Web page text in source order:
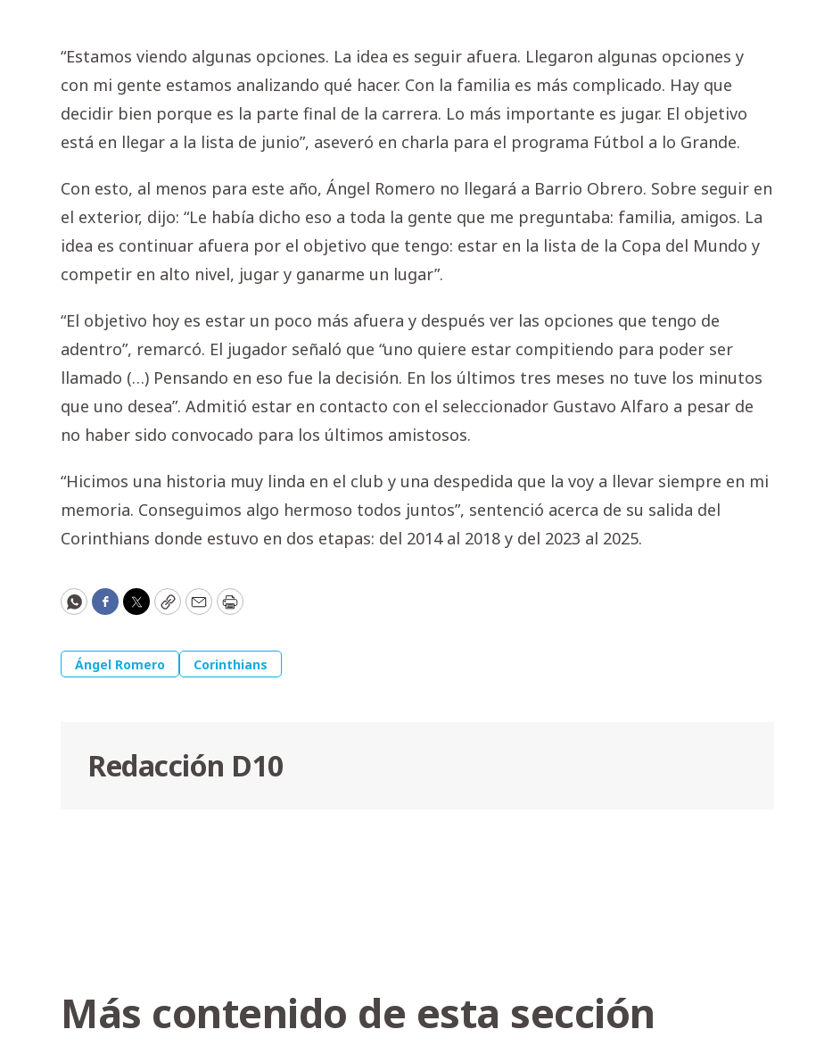
“Estamos viendo algunas opciones. La idea es seguir afuera. Llegaron algunas opciones y
con mi gente estamos analizando qué hacer. Con la familia es más complicado. Hay que
decidir bien porque es la parte final de la carrera. Lo más importante es jugar. El objetivo
está en llegar a la lista de junio”, aseveró en charla para el programa Fútbol a lo Grande.
Con esto, al menos para este año, Ángel Romero no llegará a Barrio Obrero. Sobre seguir en
el exterior, dijo: “Le había dicho eso a toda la gente que me preguntaba: familia, amigos. La
idea es continuar afuera por el objetivo que tengo: estar en la lista de la Copa del Mundo y
competir en alto nivel, jugar y ganarme un lugar”.
“El objetivo hoy es estar un poco más afuera y después ver las opciones que tengo de
adentro”, remarcó. El jugador señaló que “uno quiere estar compitiendo para poder ser
llamado (…) Pensando en eso fue la decisión. En los últimos tres meses no tuve los minutos
que uno desea”. Admitió estar en contacto con el seleccionador Gustavo Alfaro a pesar de
no haber sido convocado para los últimos amistosos.
“Hicimos una historia muy linda en el club y una despedida que la voy a llevar siempre en mi
memoria. Conseguimos algo hermoso todos juntos”, sentenció acerca de su salida del
Corinthians donde estuvo en dos etapas: del 2014 al 2018 y del 2023 al 2025.
WhatsApp
Facebook
Twitter
CopyEmailPrint
Ángel Romero Corinthians
Redacción D10
Más contenido de esta sección